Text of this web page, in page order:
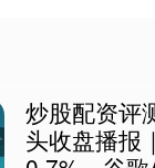
炒股配资评
头收盘播报